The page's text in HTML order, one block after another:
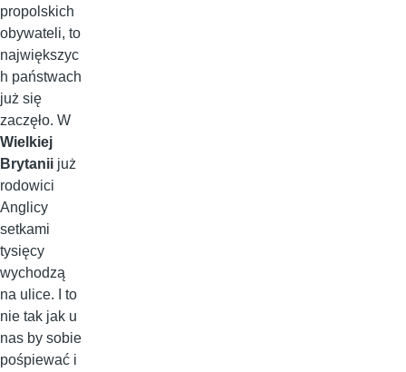
propolskich
obywateli, to
największyc
h państwach
już się
zaczęło. W
Wielkiej
Brytanii już
rodowici
Anglicy
setkami
tysięcy
wychodzą
na ulice. I to
nie tak jak u
nas by sobie
pośpiewać i